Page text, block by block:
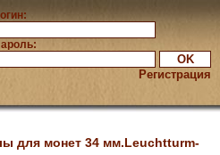
Регистрация
для монет 34 мм.Leuchtturm-